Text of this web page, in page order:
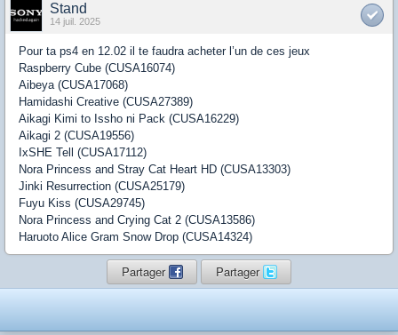
Stand
14 juil. 2025
Pour ta ps4 en 12.02 il te faudra acheter l’un de ces jeux
Raspberry Cube (CUSA16074)
Aibeya (CUSA17068)
Hamidashi Creative (CUSA27389)
Aikagi Kimi to Issho ni Pack (CUSA16229)
Aikagi 2 (CUSA19556)
IxSHE Tell (CUSA17112)
Nora Princess and Stray Cat Heart HD (CUSA13303)
Jinki Resurrection (CUSA25179)
Fuyu Kiss (CUSA29745)
Nora Princess and Crying Cat 2 (CUSA13586)
Haruoto Alice Gram Snow Drop (CUSA14324)
Partager Partager